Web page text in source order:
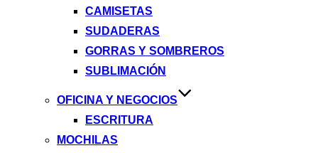
CAMISETAS
SUDADERAS
GORRAS Y SOMBREROS
SUBLIMACIÓN
OFICINA Y NEGOCIOS
ESCRITURA
MOCHILAS